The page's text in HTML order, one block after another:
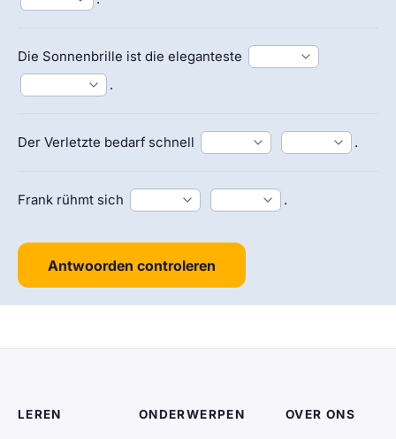
Die Sonnenbrille ist die eleganteste
.
Der Verletzte bedarf schnell .
Frank rühmt sich .
Antwoorden controleren
LEREN ONDERWERPEN OVER ONS